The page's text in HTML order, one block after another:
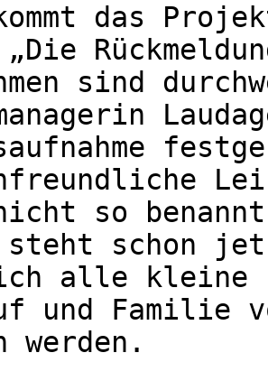
das
sind
so
schon
alle kleine
und Familie
werden.